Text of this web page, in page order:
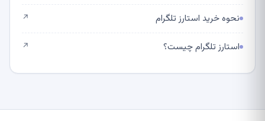
نحوه خرید استارز تلگرام ↗
استارز تلگرام چیست؟ ↗